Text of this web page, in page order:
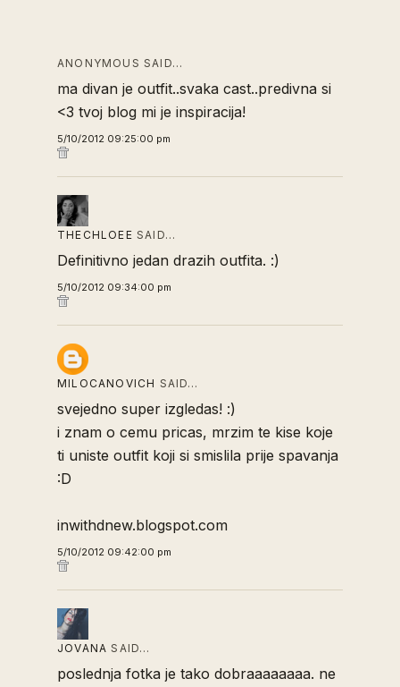
ANONYMOUS SAID…
ma divan je outfit..svaka cast..predivna si
<3 tvoj blog mi je inspiracija!
5/10/2012 09:25:00 pm
THECHLOEE SAID…
Definitivno jedan drazih outfita. :)
5/10/2012 09:34:00 pm
MILOCANOVICH SAID…
svejedno super izgledas! :)
i znam o cemu pricas, mrzim te kise koje
ti uniste outfit koji si smislila prije spavanja
:D
inwithdnew.blogspot.com
5/10/2012 09:42:00 pm
JOVANA SAID…
poslednja fotka je tako dobraaaaaaaa. ne